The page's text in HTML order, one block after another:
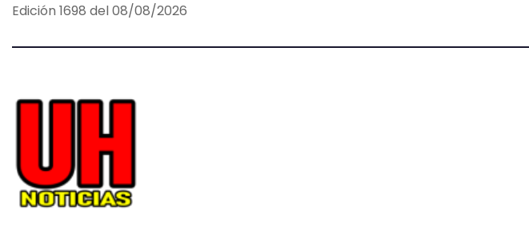
ó
d
e
Edición 1698 del 08/08/2026